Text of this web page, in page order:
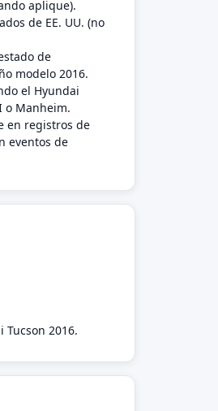
aplique).
de EE. UU. (no
de
modelo 2016.
el Hyundai
o Manheim.
en registros de
eventos de
2016.